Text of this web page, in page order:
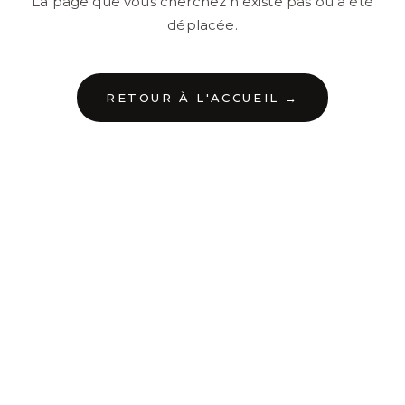
déplacée.
RETOUR À L'ACCUEIL →